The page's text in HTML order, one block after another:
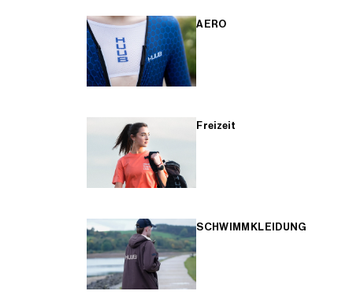
AERO
Freizeit
SCHWIMMKLEIDUNG